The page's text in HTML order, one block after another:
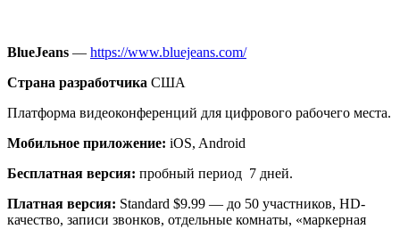
BlueJeans — https://www.bluejeans.com/
Страна разработчика США
Платформа видеоконференций для цифрового рабочего места.
Мобильное приложение: iOS, Android
Бесплатная версия: пробный период 7 дней.
Платная версия: Standard $9.99 — до 50 участников, HD-
качество, записи звонков, отдельные комнаты, «маркерная